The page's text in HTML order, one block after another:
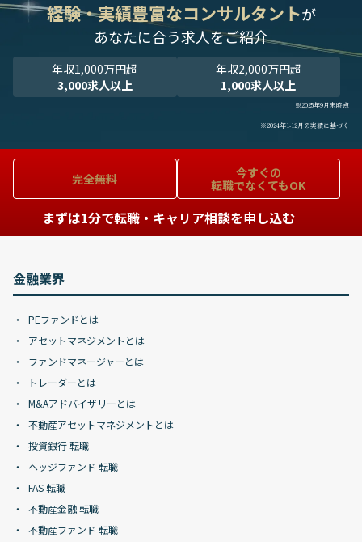
経験・実績豊富なコンサルタントが
あなたに合う求人をご紹介
年収1,000万円超
3,000求人以上
年収2,000万円超
1,000求人以上
※2025年9月末時点
※2024年1-12月の実績に基づく
完全無料
今すぐの
転職でなくてもOK
まずは1分で転職・キャリア相談を申し込む
金融業界
PEファンドとは
アセットマネジメントとは
ファンドマネージャーとは
トレーダーとは
M&Aアドバイザリーとは
不動産アセットマネジメントとは
投資銀行 転職
ヘッジファンド 転職
FAS 転職
不動産金融 転職
不動産ファンド 転職